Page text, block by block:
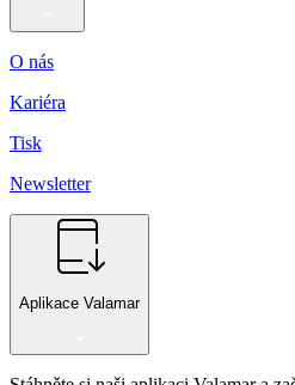
O nás
Kariéra
Tisk
Newsletter
Aplikace Valamar